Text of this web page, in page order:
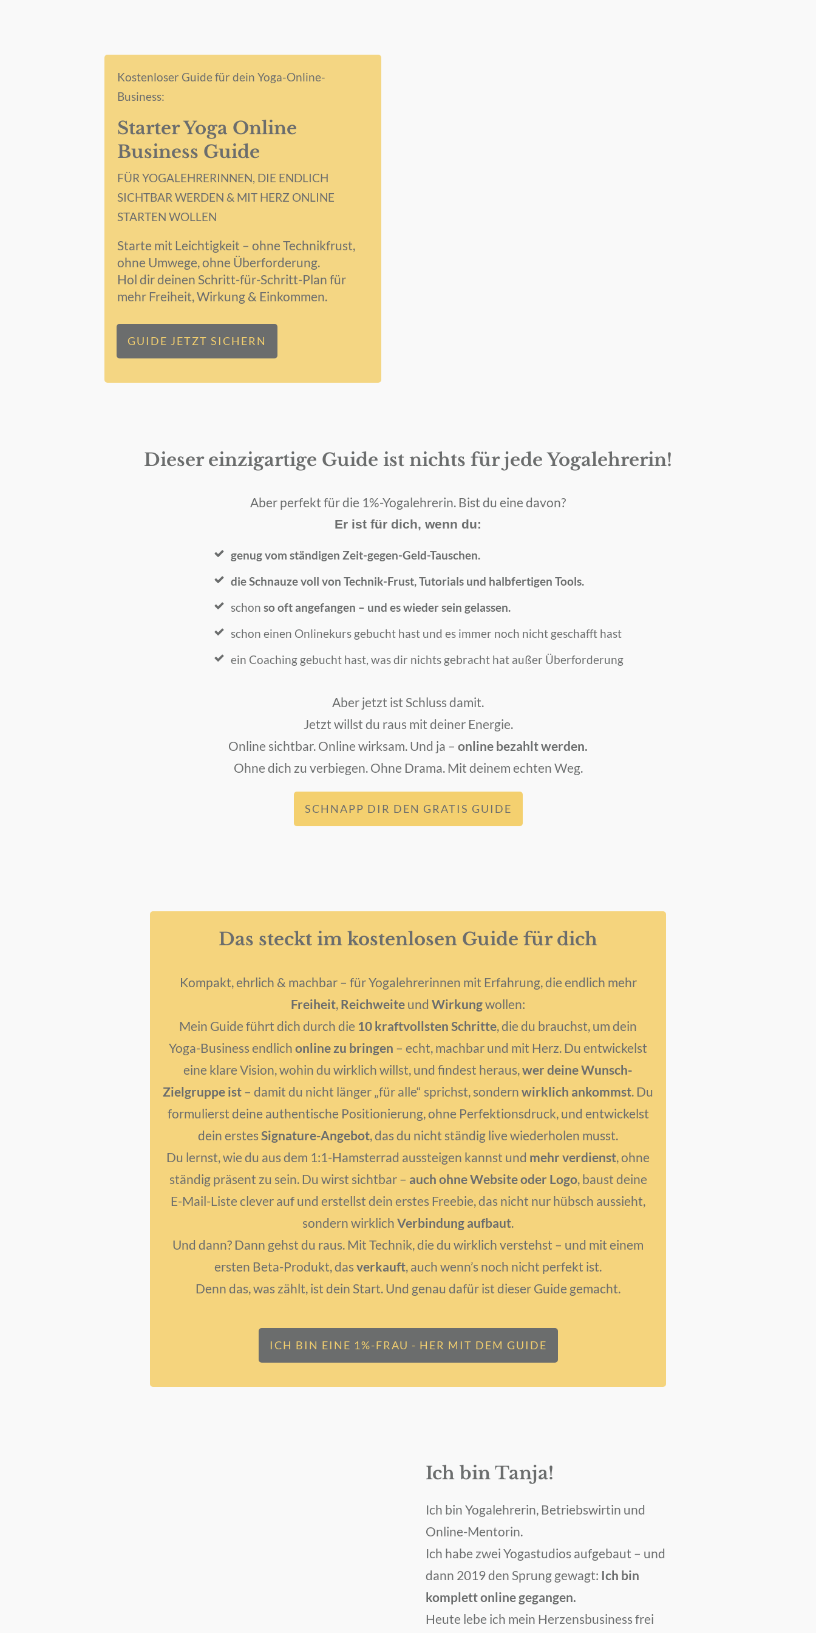
Kostenloser Guide für dein Yoga-Online-
Business:
Starter Yoga Online
Business Guide
FÜR YOGALEHRERINNEN, DIE ENDLICH
SICHTBAR WERDEN & MIT HERZ ONLINE
STARTEN WOLLEN
Starte mit Leichtigkeit – ohne Technikfrust,
ohne Umwege, ohne Überforderung.
Hol dir deinen Schritt-für-Schritt-Plan für
mehr Freiheit, Wirkung & Einkommen.
GUIDE JETZT SICHERN
Dieser einzigartige Guide ist nichts für jede Yogalehrerin!
Aber perfekt für die 1%-Yogalehrerin. Bist du eine davon?
Er ist für dich, wenn du:
genug vom ständigen Zeit-gegen-Geld-Tauschen.
die Schnauze voll von Technik-Frust, Tutorials und halbfertigen Tools.
schon so oft angefangen – und es wieder sein gelassen.
schon einen Onlinekurs gebucht hast und es immer noch nicht geschafft hast
ein Coaching gebucht hast, was dir nichts gebracht hat außer Überforderung
Aber jetzt ist Schluss damit.
Jetzt willst du raus mit deiner Energie.
Online sichtbar. Online wirksam. Und ja – online bezahlt werden.
Ohne dich zu verbiegen. Ohne Drama. Mit deinem echten Weg.
SCHNAPP DIR DEN GRATIS GUIDE
Das steckt im kostenlosen Guide für dich
Kompakt, ehrlich & machbar – für Yogalehrerinnen mit Erfahrung, die endlich mehr
Freiheit, Reichweite und Wirkungwollen:
Mein Guide führt dich durch die 10 kraftvollsten Schritte, die du brauchst, um dein
Yoga-Business endlich online zu bringen – echt, machbar und mit Herz. Du entwickelst
eine klare Vision, wohin du wirklich willst, und findest heraus,wer deine Wunsch-
Zielgruppe ist – damit du nicht länger „für alle“ sprichst, sondern wirklich ankommst. Du
formulierst deine authentische Positionierung, ohne Perfektionsdruck, und entwickelst
dein erstesSignature-Angebot, das du nicht ständig live wiederholen musst.
Du lernst, wie du aus dem 1:1-Hamsterrad aussteigen kannst und mehr verdienst, ohne
ständig präsent zu sein. Du wirst sichtbar – auch ohne Website oder Logo, baust deine
E-Mail-Liste clever auf und erstellst dein erstes Freebie, das nicht nur hübsch aussieht,
sondern wirklich Verbindung aufbaut.
Und dann? Dann gehst du raus. Mit Technik, die du wirklich verstehst – und mit einem
ersten Beta-Produkt, dasverkauft, auch wenn’s noch nicht perfekt ist.
Denn das, was zählt, ist dein Start. Und genau dafür ist dieser Guide gemacht.
ICH BIN EINE 1%-FRAU - HER MIT DEM GUIDE
Ich bin Tanja!
Ich bin Yogalehrerin, Betriebswirtin und
Online-Mentorin.
Ich habe zwei Yogastudios aufgebaut – und
dann 2019 den Sprung gewagt: Ich bin
komplett online gegangen.
Heute lebe ich mein Herzensbusiness frei